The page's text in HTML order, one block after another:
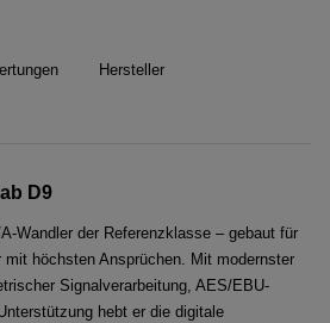
Hersteller
D9
Wandler der Referenzklasse – gebaut für
mit höchsten Ansprüchen. Mit modernster
Signalverarbeitung, AES/EBU-
hebt er die digitale